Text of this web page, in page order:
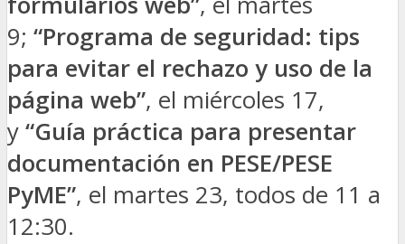
9; “Programa de seguridad: tips
para evitar el rechazo y uso de la
página web”, el miércoles 17,
y “Guía práctica para presentar
documentación en PESE/PESE
PyME”, el martes 23, todos de 11 a
12:30.